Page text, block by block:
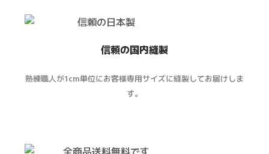
信頼の国内縫製
熟練職人が1cm単位にお客様専用サイズに縫製してお届けしま
す。